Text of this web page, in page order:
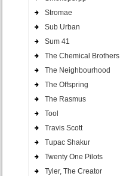
Stromae
Sub Urban
Sum 41
The Chemical Brothers
The Neighbourhood
The Offspring
The Rasmus
Tool
Travis Scott
Tupac Shakur
Twenty One Pilots
Tyler, The Creator